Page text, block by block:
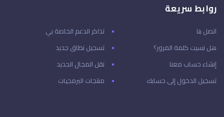
روابط سريعة
تذاكر الدعم الخاصة بي
تسجيل نطاق جديد
نقل المجال الجديد
منتجات البرمجيات
اتصل بنا
هل نسيت كلمة المرور؟
إنشاء حساب معنا
تسجيل الدخول إلى حسابك